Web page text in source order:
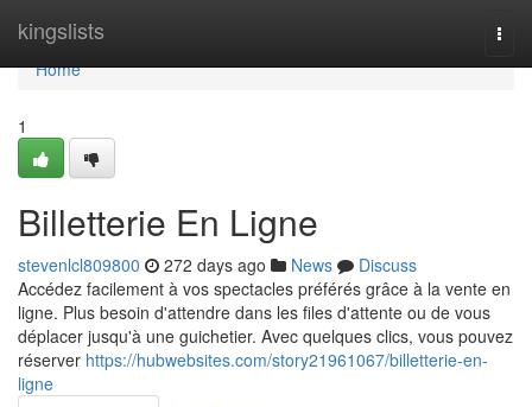
kingslists
Home
Home
1
Billetterie En Ligne
stevenlcl809800 272 days ago News
Discuss
Accédez facilement à vos spectacles préférés grâce à la vente en
ligne. Plus besoin d'attendre dans les files d'attente ou de vous
déplacer jusqu'à une guichetier. Avec quelques clics, vous pouvez
réserver https://hubwebsites.com/story21961067/billetterie-en-
ligne